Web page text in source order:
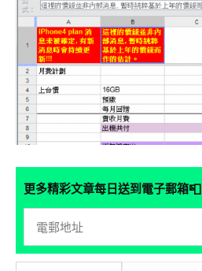
更多精彩文章每日送到電子郵箱📮